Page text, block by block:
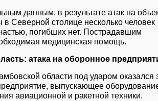
данным, в результате атак на
в Северной столице несколько человек
погибших нет. Пострадавшим
медицинская помощь.
атака на оборонное
области под ударом оказался
выпускающее
авиационной и ракетной техники.